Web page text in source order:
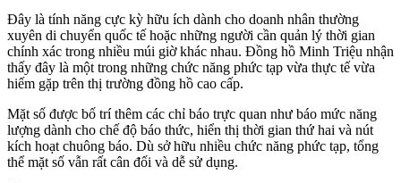
Đây là tính năng cực kỳ hữu ích dành cho doanh nhân thường
xuyên di chuyển quốc tế hoặc những người cần quản lý thời gian
chính xác trong nhiều múi giờ khác nhau. Đồng hồ Minh Triệu nhận
thấy đây là một trong những chức năng phức tạp vừa thực tế vừa
hiếm gặp trên thị trường đồng hồ cao cấp.
Mặt số được bố trí thêm các chỉ báo trực quan như báo mức năng
lượng dành cho chế độ báo thức, hiển thị thời gian thứ hai và nút
kích hoạt chuông báo. Dù sở hữu nhiều chức năng phức tạp, tổng
thể mặt số vẫn rất cân đối và dễ sử dụng.